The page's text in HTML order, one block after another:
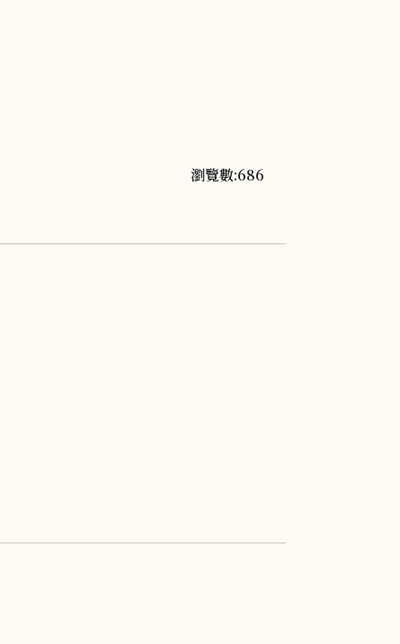
瀏覽數:686